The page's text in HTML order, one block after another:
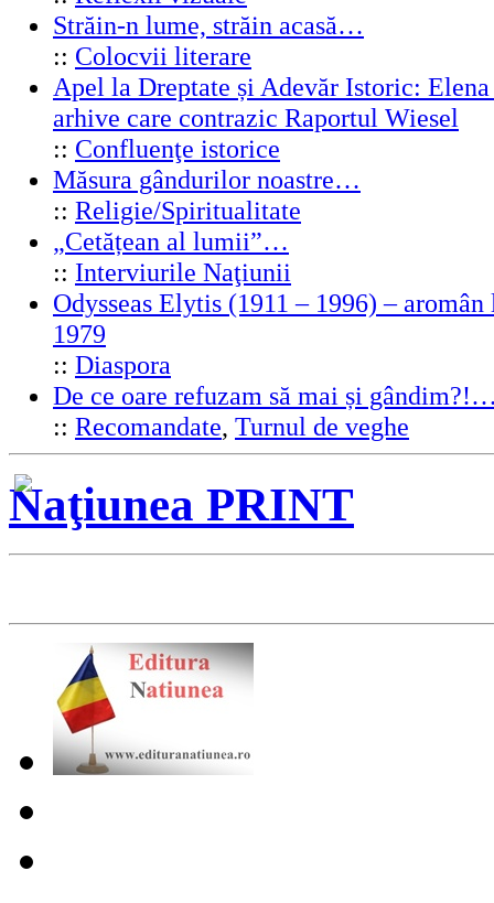
Străin-n lume, străin acasă…
:: Colocvii literare
Apel la Dreptate și Adevăr Istoric:
arhive care contrazic Raportul Wiesel
:: Confluenţe istorice
Măsura gândurilor noastre…
:: Religie/Spiritualitate
„Cetățean al lumii”…
:: Interviurile Naţiunii
Odysseas Elytis (1911 – 1996) –
1979
:: Diaspora
De ce oare refuzam să mai și
:: Recomandate, Turnul de veghe
Naţiunea PRINT